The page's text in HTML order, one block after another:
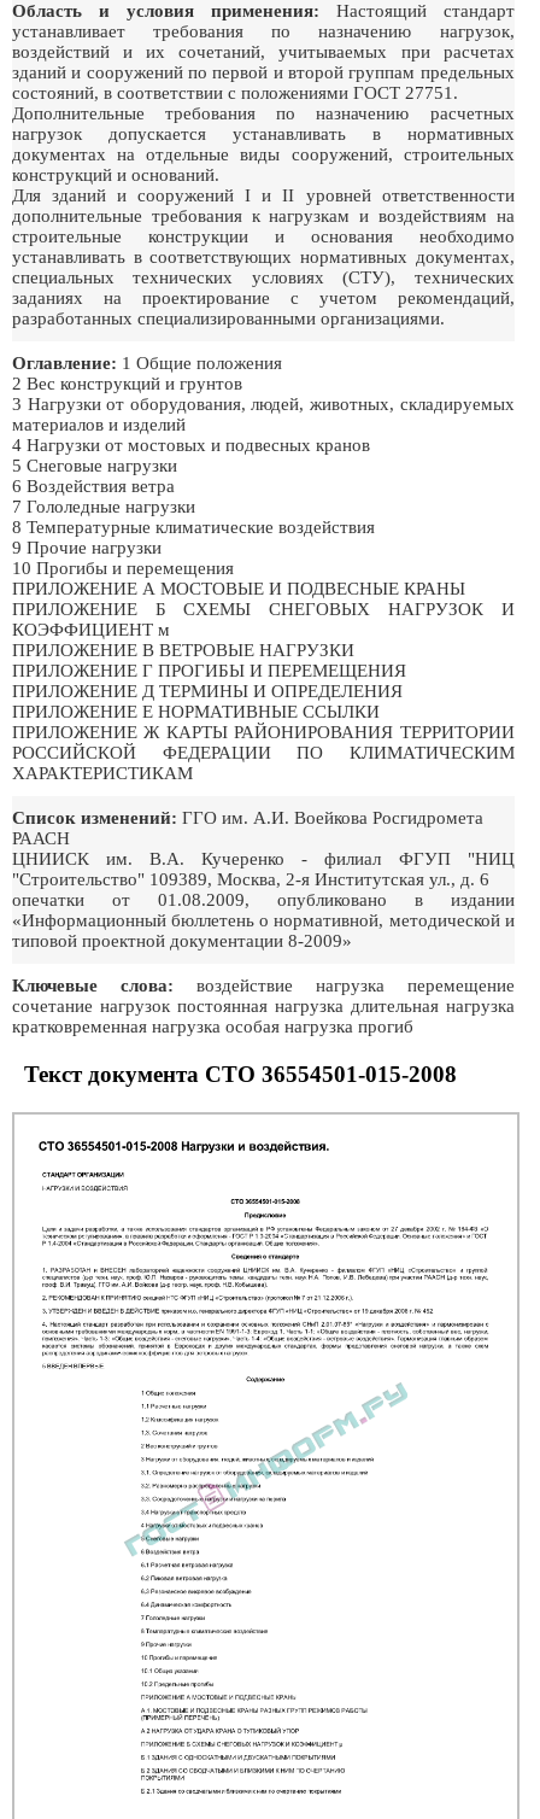
Область и условия применения: Настоящий стандарт
устанавливает требования по назначению нагрузок,
воздействий и их сочетаний, учитываемых при расчетах
зданий и сооружений по первой и второй группам предельных
состояний, в соответствии с положениями ГОСТ 27751.
Дополнительные требования по назначению расчетных
нагрузок допускается устанавливать в нормативных
документах на отдельные виды сооружений, строительных
конструкций и оснований.
Для зданий и сооружений I и II уровней ответственности
дополнительные требования к нагрузкам и воздействиям на
строительные конструкции и основания необходимо
устанавливать в соответствующих нормативных документах,
специальных технических условиях (СТУ), технических
заданиях на проектирование с учетом рекомендаций,
разработанных специализированными организациями.
Оглавление: 1 Общие положения
2 Вес конструкций и грунтов
3 Нагрузки от оборудования, людей, животных, складируемых
материалов и изделий
4 Нагрузки от мостовых и подвесных кранов
5 Снеговые нагрузки
6 Воздействия ветра
7 Гололедные нагрузки
8 Температурные климатические воздействия
9 Прочие нагрузки
10 Прогибы и перемещения
ПРИЛОЖЕНИЕ А МОСТОВЫЕ И ПОДВЕСНЫЕ КРАНЫ
ПРИЛОЖЕНИЕ Б СХЕМЫ СНЕГОВЫХ НАГРУЗОК И
КОЭФФИЦИЕНТ м
ПРИЛОЖЕНИЕ В ВЕТРОВЫЕ НАГРУЗКИ
ПРИЛОЖЕНИЕ Г ПРОГИБЫ И ПЕРЕМЕЩЕНИЯ
ПРИЛОЖЕНИЕ Д ТЕРМИНЫ И ОПРЕДЕЛЕНИЯ
ПРИЛОЖЕНИЕ Е НОРМАТИВНЫЕ ССЫЛКИ
ПРИЛОЖЕНИЕ Ж КАРТЫ РАЙОНИРОВАНИЯ ТЕРРИТОРИИ
РОССИЙСКОЙ ФЕДЕРАЦИИ ПО КЛИМАТИЧЕСКИМ
ХАРАКТЕРИСТИКАМ
Список изменений: ГГО им. А.И. Воейкова Росгидромета
РААСН
ЦНИИСК им. В.А. Кучеренко - филиал ФГУП "НИЦ
"Строительство" 109389, Москва, 2-я Институтская ул., д. 6
опечатки от 01.08.2009, опубликовано в издании
«Информационный бюллетень о нормативной, методической и
типовой проектной документации 8-2009»
Ключевые слова: воздействие нагрузка перемещение
сочетание нагрузок постоянная нагрузка длительная нагрузка
кратковременная нагрузка особая нагрузка прогиб
Текст документа СТО 36554501-015-2008